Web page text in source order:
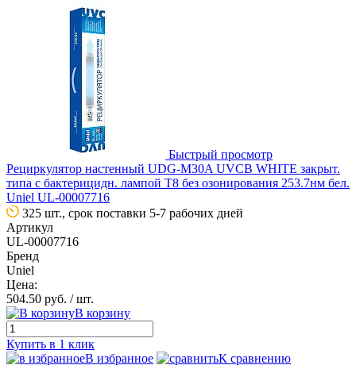
Быстрый просмотр
Рециркулятор настенный UDG-M30A UVCB WHITE закрыт.
типа с бактерицидн. лампой T8 без озонирования 253.7нм бел.
Uniel UL-00007716
325 шт., срок поставки 5-7 рабочих дней
Артикул
UL-00007716
Бренд
Uniel
Цена:
504.50 руб. / шт.
В корзину
Купить в 1 клик
В избранное
К сравнению